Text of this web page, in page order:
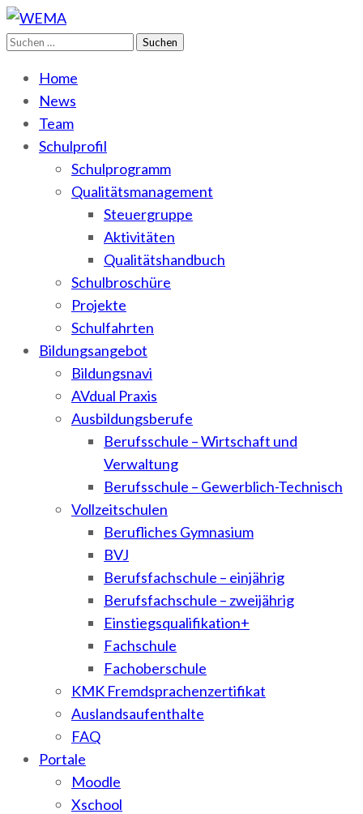
WEMA
BbS I des Salzlandkreises
Suchen
Home
News
Team
Schulprofil
Schulprogramm
Qualitätsmanagement
Steuergruppe
Aktivitäten
Qualitätshandbuch
Schulbroschüre
Projekte
Schulfahrten
Bildungsangebot
Bildungsnavi
AVdual Praxis
Ausbildungsberufe
Berufsschule – Wirtschaft und
Verwaltung
Berufsschule – Gewerblich-Technisch
Vollzeitschulen
Berufliches Gymnasium
BVJ
Berufsfachschule – einjährig
Berufsfachschule – zweijährig
Einstiegsqualifikation+
Fachschule
Fachoberschule
KMK Fremdsprachenzertifikat
Auslandsaufenthalte
FAQ
Portale
Moodle
Xschool